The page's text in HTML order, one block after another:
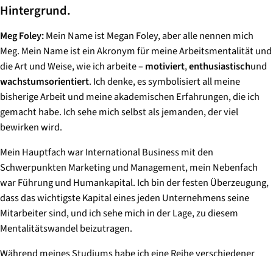
Hintergrund.
Meg Foley:Mein Name ist Megan Foley, aber alle nennen mich
Meg. Mein Name ist ein Akronym für meine Arbeitsmentalität und
die Art und Weise, wie ich arbeite – motiviert,enthusiastischund
wachstumsorientiert. Ich denke, es symbolisiert all meine
bisherige Arbeit und meine akademischen Erfahrungen, die ich
gemacht habe. Ich sehe mich selbst als jemanden, der viel
bewirken wird.
Mein Hauptfach war International Business mit den
Schwerpunkten Marketing und Management, mein Nebenfach
war Führung und Humankapital. Ich bin der festen Überzeugung,
dass das wichtigste Kapital eines jeden Unternehmens seine
Mitarbeiter sind, und ich sehe mich in der Lage, zu diesem
Mentalitätswandel beizutragen.